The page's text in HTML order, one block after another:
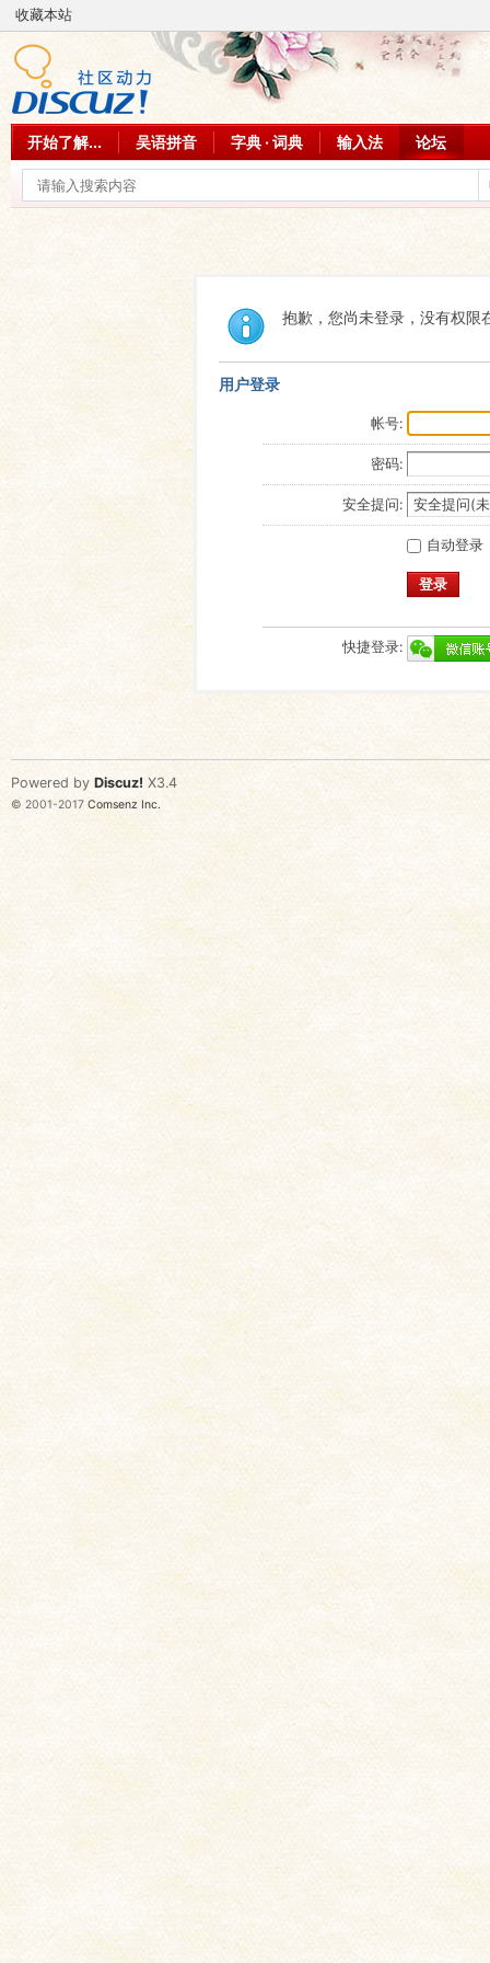
收藏本站
开始了解... 吴语拼音 字典 · 词典 输入法 论坛
抱歉，您尚未登录，没有权限
用户登录
帐号:
密码:
安全提问:
自动登录
登录
快捷登录:
Powered by Discuz! X3.4
© 2001-2017 Comsenz Inc.